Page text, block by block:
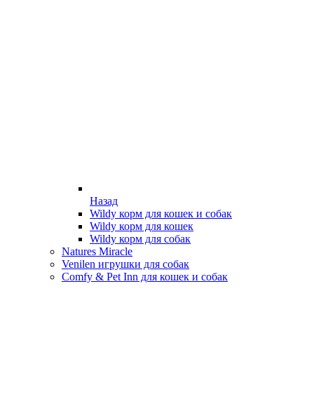
Назад
Wildy корм для кошек и собак
Wildy корм для кошек
Wildy корм для собак
Natures Miracle
Venilen игрушки для собак
Comfy & Pet Inn для кошек и собак